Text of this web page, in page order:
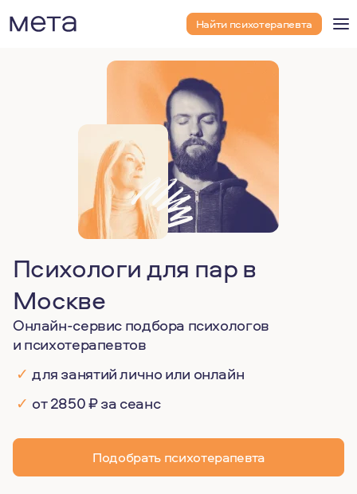
Найти психотерапевта
Психологи для пар в
Москве
Онлайн-сервис подбора психологов
и психотерапевтов
✓ для занятий лично или онлайн
✓ от 2850 ₽ за сеанс
Подобрать психотерапевта